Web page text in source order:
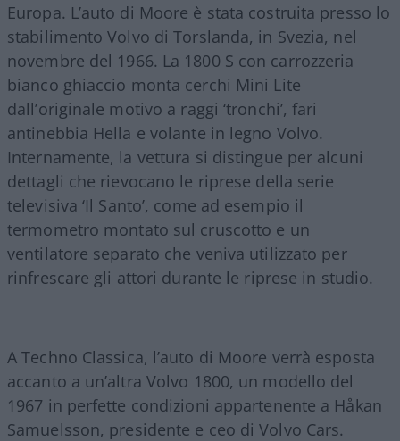
Europa. L’auto di Moore è stata costruita presso lo
stabilimento Volvo di Torslanda, in Svezia, nel
novembre del 1966. La 1800 S con carrozzeria
bianco ghiaccio monta cerchi Mini Lite
dall’originale motivo a raggi ‘tronchi’, fari
antinebbia Hella e volante in legno Volvo.
Internamente, la vettura si distingue per alcuni
dettagli che rievocano le riprese della serie
televisiva ‘Il Santo’, come ad esempio il
termometro montato sul cruscotto e un
ventilatore separato che veniva utilizzato per
rinfrescare gli attori durante le riprese in studio.
A Techno Classica, l’auto di Moore verrà esposta
accanto a un’altra Volvo 1800, un modello del
1967 in perfette condizioni appartenente a Håkan
Samuelsson, presidente e ceo di Volvo Cars.